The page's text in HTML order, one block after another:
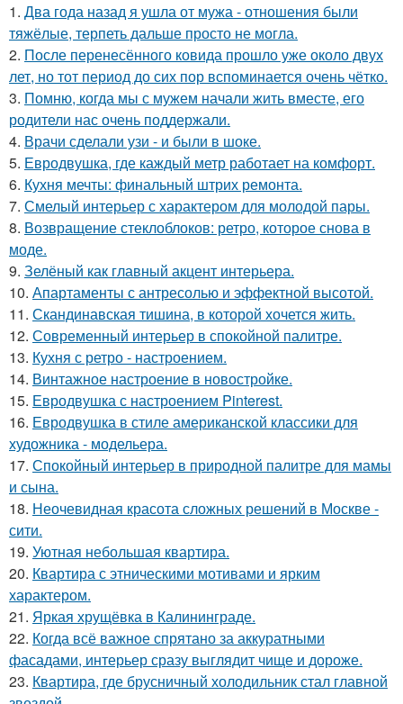
1. Два года назад я ушла от мужа - отношения были
тяжёлые, терпеть дальше просто не могла.
2. После перенесённого ковида прошло уже около двух
лет, но тот период до сих пор вспоминается очень чётко.
3. Помню, когда мы с мужем начали жить вместе, его
родители нас очень поддержали.
4. Врачи сделали узи - и были в шоке.
5. Евродвушка, где каждый метр работает на комфорт.
6. Кухня мечты: финальный штрих ремонта.
7. Смелый интерьер с характером для молодой пары.
8. Возвращение стеклоблоков: ретро, которое снова в
моде.
9. Зелёный как главный акцент интерьера.
10. Апартаменты с антресолью и эффектной высотой.
11. Скандинавская тишина, в которой хочется жить.
12. Современный интерьер в спокойной палитре.
13. Кухня с ретро - настроением.
14. Винтажное настроение в новостройке.
15. Евродвушка с настроением Pinterest.
16. Евродвушка в стиле американской классики для
художника - модельера.
17. Спокойный интерьер в природной палитре для мамы
и сына.
18. Неочевидная красота сложных решений в Москве -
сити.
19. Уютная небольшая квартира.
20. Квартира с этническими мотивами и ярким
характером.
21. Яркая хрущёвка в Калининграде.
22. Когда всё важное спрятано за аккуратными
фасадами, интерьер сразу выглядит чище и дороже.
23. Квартира, где брусничный холодильник стал главной